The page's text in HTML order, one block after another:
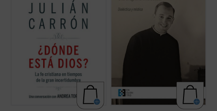
y otras muchas cuestiones sobre el núcleo
(ver ficha)
mirada amplia y de carácter poliédrico que
marca el actual pontificado del papa ...